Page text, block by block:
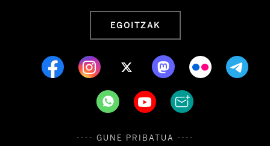
EGOITZAK
---- GUNE PRIBATUA ----